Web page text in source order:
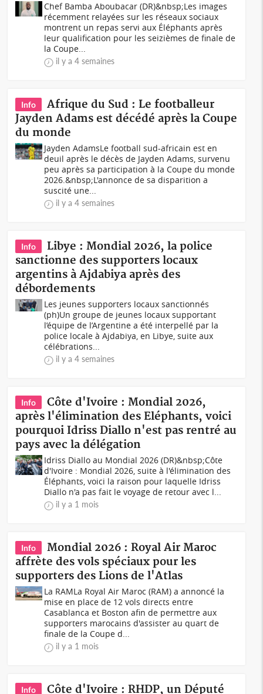
Chef Bamba Aboubacar (DR)&nbsp;Les images
récemment relayées sur les réseaux sociaux
montrent un repas servi aux Éléphants après
leur qualification pour les seizièmes de finale de
la Coupe...
il y a 4 semaines
Info
Afrique du Sud : Le footballeur
Jayden Adams est décédé après la Coupe
du monde
Jayden AdamsLe football sud-africain est en
deuil après le décès de Jayden Adams, survenu
peu après sa participation à la Coupe du monde
2026.&nbsp;L'annonce de sa disparition a
suscité une...
il y a 4 semaines
Info
Libye : Mondial 2026, la police
sanctionne des supporters locaux
argentins à Ajdabiya après des
débordements
Les jeunes supporters locaux sanctionnés
(ph)Un groupe de jeunes locaux supportant
l’équipe de l’Argentine a été interpellé par la
police locale à Ajdabiya, en Libye, suite aux
célébrations...
il y a 4 semaines
Info
Côte d'Ivoire : Mondial 2026,
après l'élimination des Eléphants, voici
pourquoi Idriss Diallo n'est pas rentré au
pays avec la délégation
Idriss Diallo au Mondial 2026 (DR)&nbsp;Côte
d'Ivoire : Mondial 2026, suite à l'élimination des
Éléphants, voici la raison pour laquelle Idriss
Diallo n'a pas fait le voyage de retour avec l...
il y a 1 mois
Info
Mondial 2026 : Royal Air Maroc
affrète des vols spéciaux pour les
supporters des Lions de l'Atlas
La RAMLa Royal Air Maroc (RAM) a annoncé la
mise en place de 12 vols directs entre
Casablanca et Boston afin de permettre aux
supporters marocains d'assister au quart de
finale de la Coupe d...
il y a 1 mois
Info Côte d'Ivoire : RHDP, un Député